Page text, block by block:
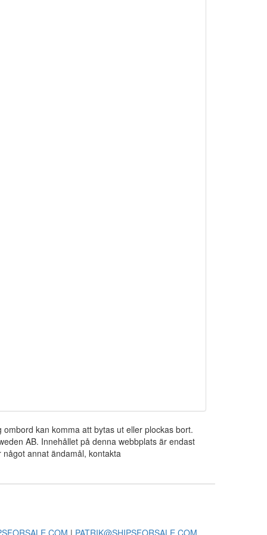
kan komma att bytas ut eller plockas bort.
AB. Innehållet på denna webbplats är endast
annat ändamål, kontakta
| PATRIK@SHIPSFORSALE.COM